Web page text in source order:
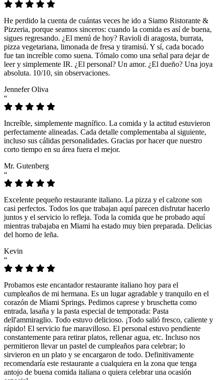
He perdido la cuenta de cuántas veces he ido a Siamo Ristorante &
Pizzeria, porque seamos sinceros: cuando la comida es así de buena,
sigues regresando. ¿El menú de hoy? Ravioli di aragosta, burrata,
pizza vegetariana, limonada de fresa y tiramisú. Y sí, cada bocado
fue tan increíble como suena. Tómalo como una señal para dejar de
leer y simplemente IR. ¿El personal? Un amor. ¿El dueño? Una joya
absoluta. 10/10, sin observaciones.
Jennefer Oliva
“
Increíble, simplemente magnífico. La comida y la actitud estuvieron
perfectamente alineadas. Cada detalle complementaba al siguiente,
incluso sus cálidas personalidades. Gracias por hacer que nuestro
corto tiempo en su área fuera el mejor.
Mr. Gutenberg
“
Excelente pequeño restaurante italiano. La pizza y el calzone son
casi perfectos. Todos los que trabajan aquí parecen disfrutar hacerlo
juntos y el servicio lo refleja. Toda la comida que he probado aquí
mientras trabajaba en Miami ha estado muy bien preparada. Delicias
del horno de leña.
Kevin
“
Probamos este encantador restaurante italiano hoy para el
cumpleaños de mi hermana. Es un lugar agradable y tranquilo en el
corazón de Miami Springs. Pedimos caprese y bruschetta como
entrada, lasaña y la pasta especial de temporada: Pasta
dell'ammiraglio. Todo estuvo delicioso. ¡Todo salió fresco, caliente y
rápido! El servicio fue maravilloso. El personal estuvo pendiente
constantemente para retirar platos, rellenar agua, etc. Incluso nos
permitieron llevar un pastel de cumpleaños para celebrar; lo
sirvieron en un plato y se encargaron de todo. Definitivamente
recomendaría este restaurante a cualquiera en la zona que tenga
antojo de buena comida italiana o quiera celebrar una ocasión